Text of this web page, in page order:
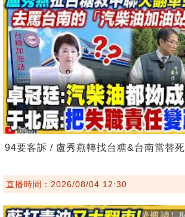
94要客訴 / 盧秀燕轉找台糖&台南當替
直播時間：2026/08/04 12:30